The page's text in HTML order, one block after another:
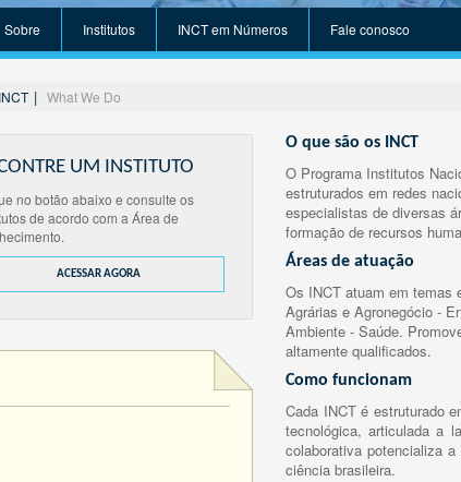
Sobre Institutos INCT em Números Fale conosco
INCT What We Do
UM INSTITUTO
no botão abaixo e consulte os
de acordo com a Área de
ACESSAR AGORA
O que são os INCT
O Programa Institutos
estruturados em redes
especialistas de diversas
formação de recursos
Áreas de atuação
Os INCT atuam em temas
Agrárias e Agronegócio -
Ambiente - Saúde.
altamente qualificados.
Como funcionam
Cada INCT é estruturado
tecnológica, articulada a
colaborativa potencializa
ciência brasileira.